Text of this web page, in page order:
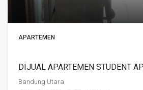
APARTEMEN
Bandung Utara